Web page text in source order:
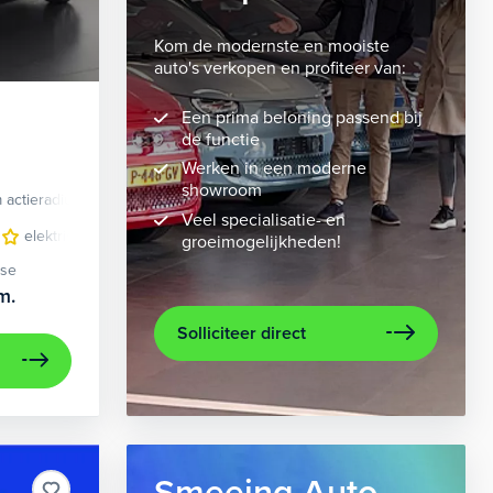
lichtmetalen velgen 10-spaaks 21" metaalkleur
Elektrisch
elektrisch glazen panorama-dak lederen bekleding
Kom de modernste en mooiste
auto's verkopen en profiteer van:
Een prima beloning passend bij
de functie
Werken in een moderne
showroom
Veel specialisatie- en
groeimogelijkheden!
Solliciteer direct